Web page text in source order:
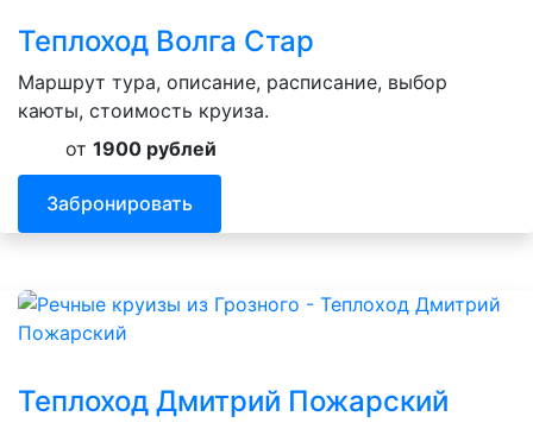
Теплоход Волга Стар
Маршрут тура, описание, расписание, выбор
каюты, стоимость круиза.
от 1900 рублей
Забронировать
Теплоход Дмитрий Пожарский